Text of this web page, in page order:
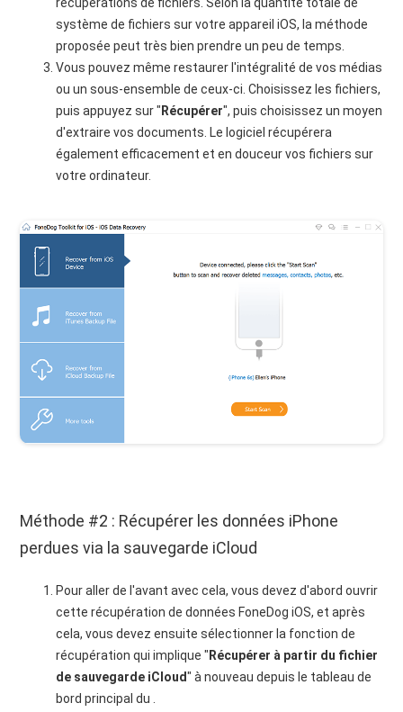
système de fichiers sur votre appareil iOS, la méthode
proposée peut très bien prendre un peu de temps.
Vous pouvez même restaurer l'intégralité de vos médias
ou un sous-ensemble de ceux-ci. Choisissez les fichiers,
puis appuyez sur " Récupérer", puis choisissez un moyen
d'extraire vos documents. Le logiciel récupérera
également efficacement et en douceur vos fichiers sur
votre ordinateur.
Méthode #2 : Récupérer les données iPhone
perdues via la sauvegarde iCloud
Pour aller de l'avant avec cela, vous devez d'abord ouvrir
cette récupération de données FoneDog iOS, et après
cela, vous devez ensuite sélectionner la fonction de
récupération qui implique " Récupérer à partir du fichier
de sauvegarde iCloud" à nouveau depuis le tableau de
bord principal du .